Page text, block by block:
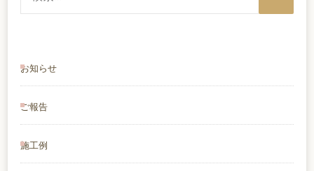
お知らせ
ご報告
施工例